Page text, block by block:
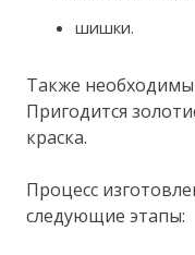
шишки.
Также необходимы
Пригодится
краска.
Процесс
следующие этапы: